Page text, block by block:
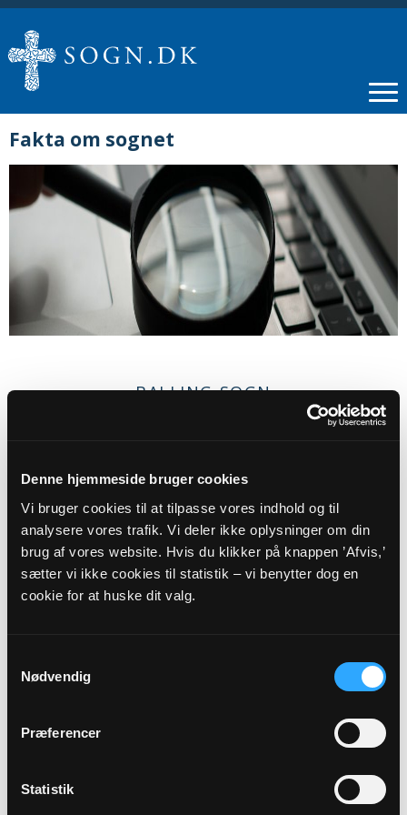
Denne hjemmeside bruger cookies
Vi bruger cookies til at tilpasse vores indhold og til
analysere vores trafik. Vi deler ikke oplysninger om din
brug af vores website. Hvis du klikker på knappen ’Afvis,’
sætter vi ikke cookies til statistik – vi benytter dog en
cookie for at huske dit valg.
Nødvendig
Præferencer
Statistik
Fakta om sognet
BALLING SOGN
Myndighedsoplysninger
Sognekode: 8551
Pastorat: Vestsalling Pastorat
Kommune: Skive Kommune (779)
Salling Provsti